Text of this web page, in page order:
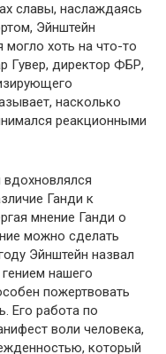
славы, наслаждаясь
Эйнштейн
могло хоть на что-то
Гувер, директор ФБР,
насколько
реакционными
Ганди к
мнение Ганди о
можно сделать
Эйнштейн назвал
нашего
пожертвовать
Его работа по
воли человека,
который